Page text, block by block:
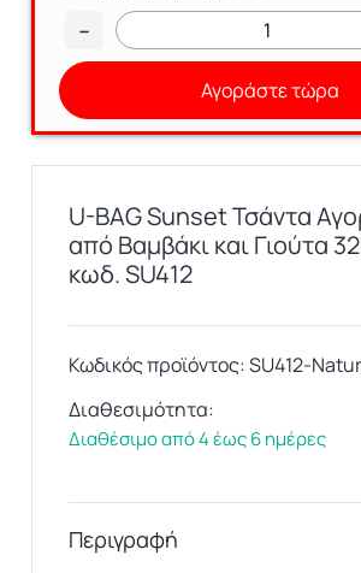
U-BAG Sunset Τσάντα
από Βαμβάκι και Γιούτα
κωδ. SU412
Κωδικός προϊόντος:SU412-
Διαθεσιμότητα:
Διαθέσιμο από 4 έως 6 ημέρες
Περιγραφή
-
Αγοράστε τώρα